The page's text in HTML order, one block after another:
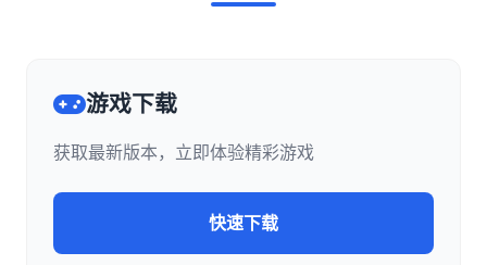
游戏下载
获取最新版本，立即体验精彩游戏
快速下载